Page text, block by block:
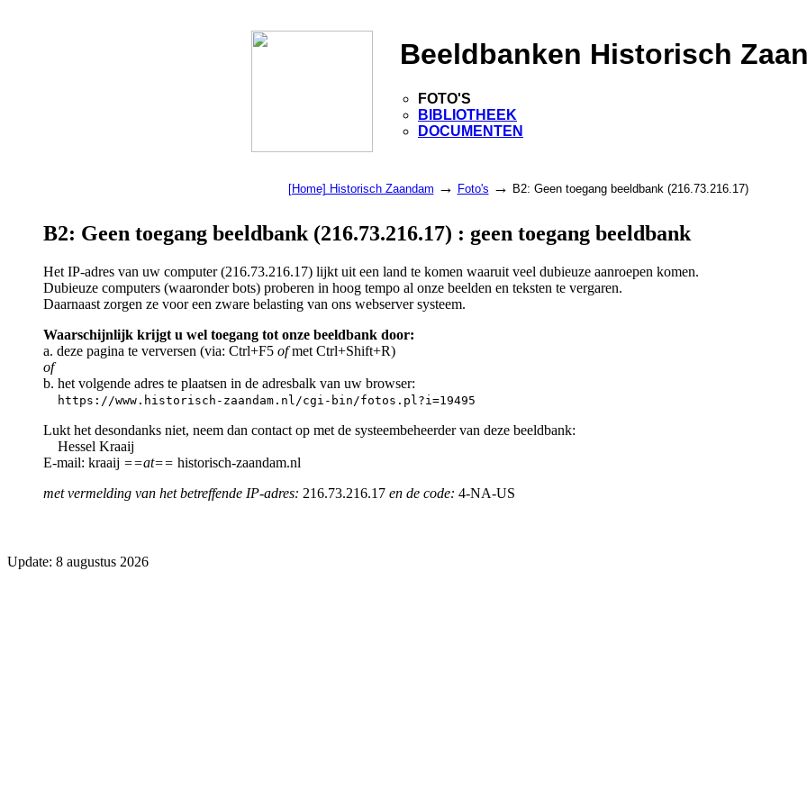
Beeldbanken Historisch
FOTO'S
BIBLIOTHEEK
DOCUMENTEN
[Home] Historisch Zaandam → Foto's → B2: Geen toegang beeldbank (216.73.216.17)
B2: Geen toegang beeldbank (216.73.216.17) : geen toegang beeldbank
Het IP-adres van uw computer (216.73.216.17) lijkt uit een land te komen waaruit veel dubieuze aanroepen komen.
Dubieuze computers (waaronder bots) proberen in hoog tempo al onze beelden en teksten te vergaren.
Daarnaast zorgen ze voor een zware belasting van ons webserver systeem.
Waarschijnlijk krijgt u wel toegang tot onze beeldbank door:
a. deze pagina te verversen (via: Ctrl+F5 ofmet Ctrl+Shift+R)
of
b. het volgende adres te plaatsen in de adresbalk van uw browser:
https://www.historisch-zaandam.nl/cgi-bin/fotos.pl?i=19495
Lukt het desondanks niet, neem dan contact op met de systeembeheerder van deze beeldbank:
Hessel Kraaij
E-mail: kraaij ==at== historisch-zaandam.nl
met vermelding van het betreffende IP-adres: 216.73.216.17 en de code: 4-NA-US
Update: 8 augustus 2026